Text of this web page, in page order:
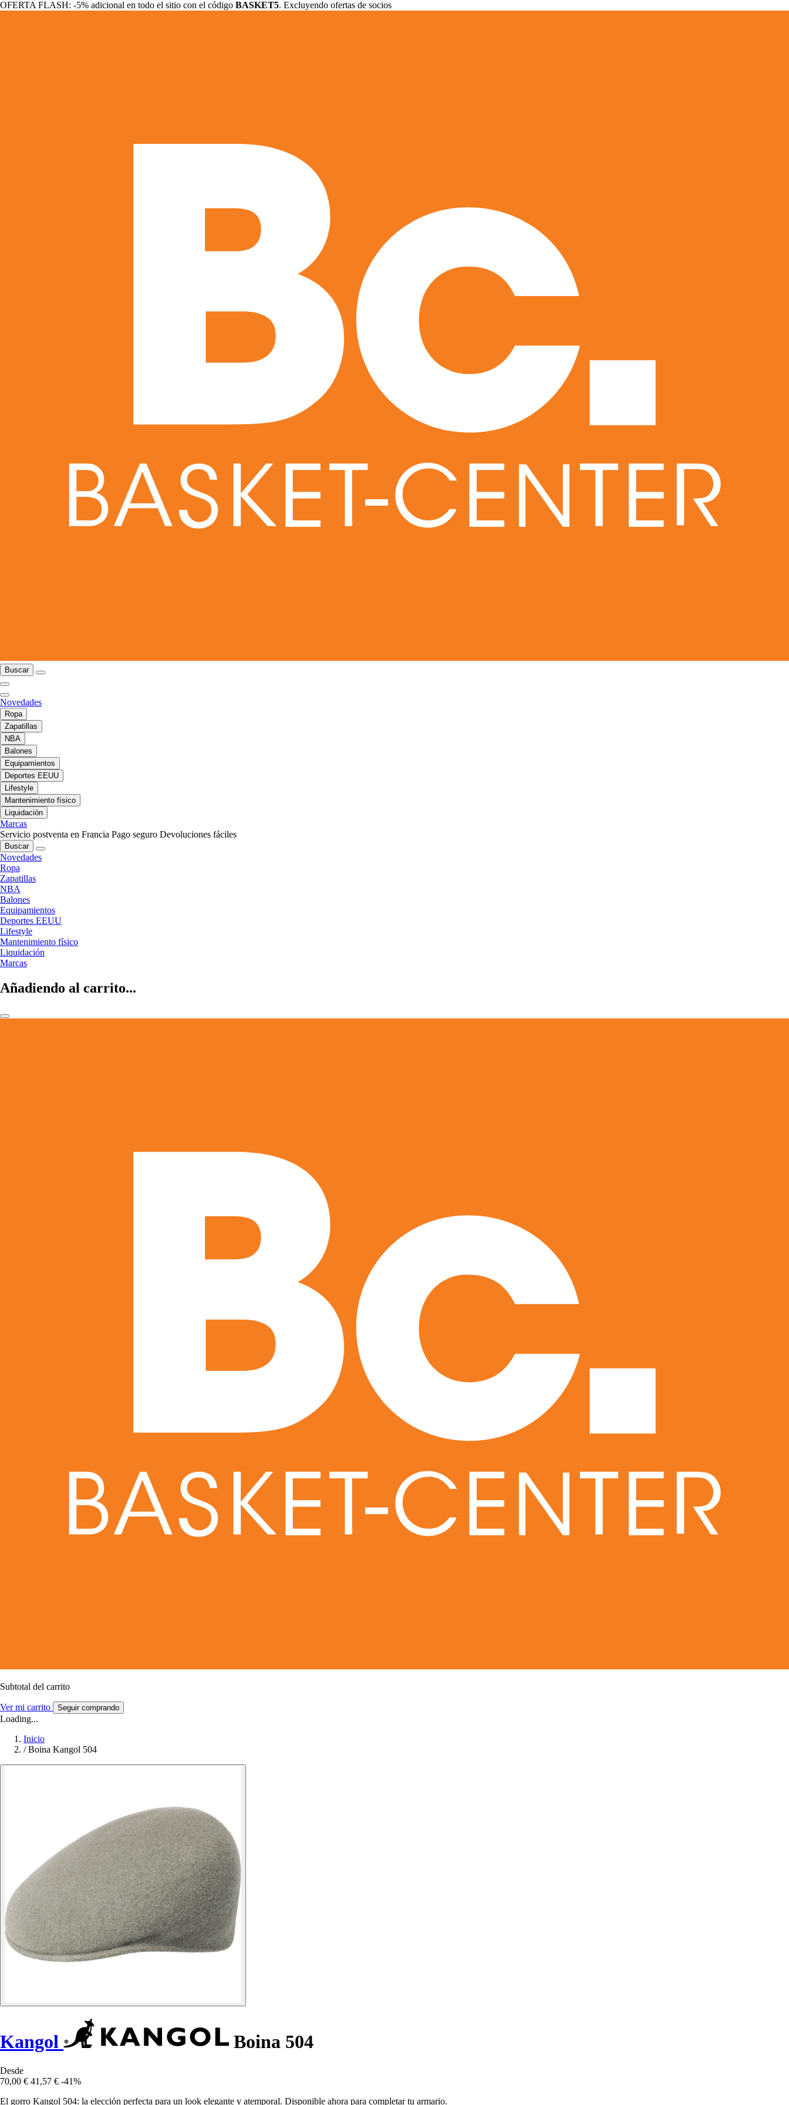
OFERTA FLASH: -5% adicional en todo el sitio con el código BASKET5. Excluyendo ofertas de socios
Buscar
Novedades
Ropa
Zapatillas
NBA
Balones
Equipamientos
Deportes EEUU
Lifestyle
Mantenimiento físico
Liquidación
Marcas
Servicio postventa en Francia Pago seguro Devoluciones fáciles
Buscar
Novedades
Ropa
Zapatillas
NBA
Balones
Equipamientos
Deportes EEUU
Lifestyle
Mantenimiento físico
Liquidación
Marcas
Añadiendo al carrito...
Subtotal del carrito
Ver mi carrito Seguir comprando
Loading...
Inicio
/ Boina Kangol 504
Kangol Boina 504
Desde
70,00 € 41,57 € -41%
El gorro Kangol 504: la elección perfecta para un look elegante y atemporal. Disponible ahora para completar tu armario.